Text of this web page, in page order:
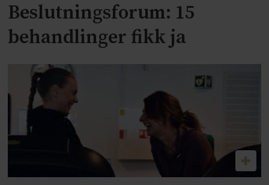
Beslutningsforum: 15
behandlinger fikk ja